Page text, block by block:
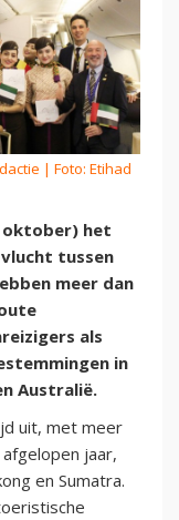
| Foto: Etihad
oktober) het
tussen
meer dan
als
in
Australië.
uit, met meer
jaar,
en Sumatra.